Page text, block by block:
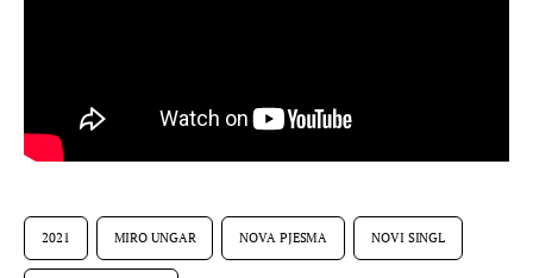
2021 MIRO UNGAR NOVA PJESMA NOVI SINGL